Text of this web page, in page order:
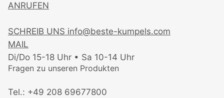
ANRUFEN
SCHREIB UNS info@beste-kumpels.com
MAIL
Di/Do 15-18 Uhr • Sa 10-14 Uhr
Fragen zu unseren Produkten
Tel.: +49 208 69677800